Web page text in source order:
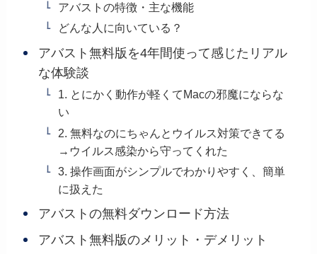
アバストの特徴・主な機能
どんな人に向いている？
アバスト無料版を4年間使って感じたリアル
な体験談
1. とにかく動作が軽くてMacの邪魔にならな
い
2. 無料なのにちゃんとウイルス対策できてる
→ウイルス感染から守ってくれた
3. 操作画面がシンプルでわかりやすく、簡単
に扱えた
アバストの無料ダウンロード方法
アバスト無料版のメリット・デメリット